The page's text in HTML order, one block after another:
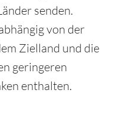
senden.
von der
Zielland und die
geringeren
enthalten.